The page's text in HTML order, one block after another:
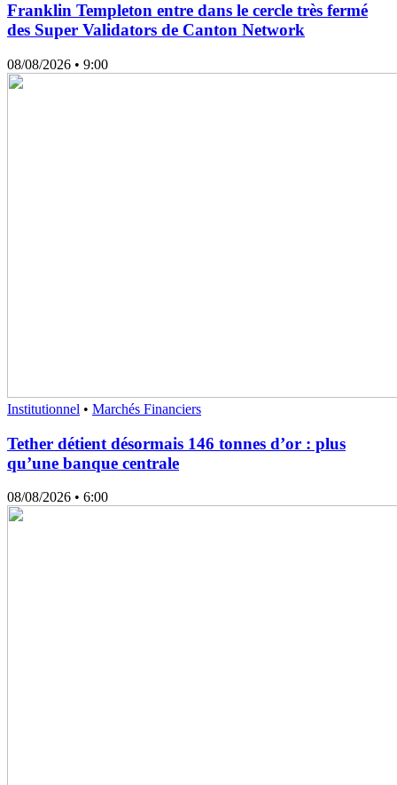
Franklin Templeton entre dans le cercle très fermé
des Super Validators de Canton Network
08/08/2026 • 9:00
Institutionnel • Marchés Financiers
Tether détient désormais 146 tonnes d’or : plus
qu’une banque centrale
08/08/2026 • 6:00